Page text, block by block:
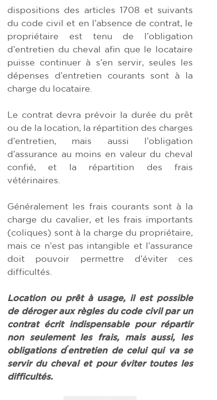
dispositions des articles 1708 et suivants
du code civil et en l’absence de contrat, le
propriétaire est tenu de l’obligation
d’entretien du cheval afin que le locataire
puisse continuer à s’en servir, seules les
dépenses d’entretien courants sont à la
charge du locataire.
Le contrat devra prévoir la durée du prêt
ou de la location, la répartition des charges
d’entretien, mais aussi l’obligation
d’assurance au moins en valeur du cheval
confié, et la répartition des frais
vétérinaires.
Généralement les frais courants sont à la
charge du cavalier, et les frais importants
(coliques) sont à la charge du propriétaire,
mais ce n’est pas intangible et l’assurance
doit pouvoir permettre d’éviter ces
difficultés.
Location ou prêt à usage, il est possible
de déroger aux règles du code civil par un
contrat écrit indispensable pour répartir
non seulement les frais, mais aussi, les
obligations d’entretien de celui qui va se
servir du cheval et pour éviter toutes les
difficultés.